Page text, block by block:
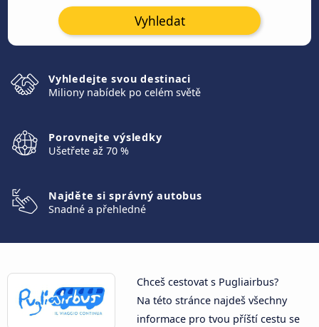
Vyhledat
Vyhledejte svou destinaci
Miliony nabídek po celém světě
Porovnejte výsledky
Ušetřete až 70 %
Najděte si správný autobus
Snadné a přehledné
Chceš cestovat s Pugliairbus?
Na této stránce najdeš všechny
informace pro tvou příští cestu se